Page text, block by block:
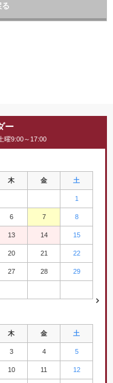
ー
曜9:00～17:00
木 金 土
1
6 7 8
13 14 15
20 21 22
27 28 29
木 金 土
3 4 5
10 11 12